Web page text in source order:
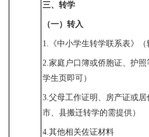
三、转学
（一）转入
1.《中小学生转学联系表》（
2.家庭户口簿或侨胞证、护
学生页即可）
3.父母工作证明、房产证或
市、县搬迁转学的需提供）
4.其他相关佐证材料